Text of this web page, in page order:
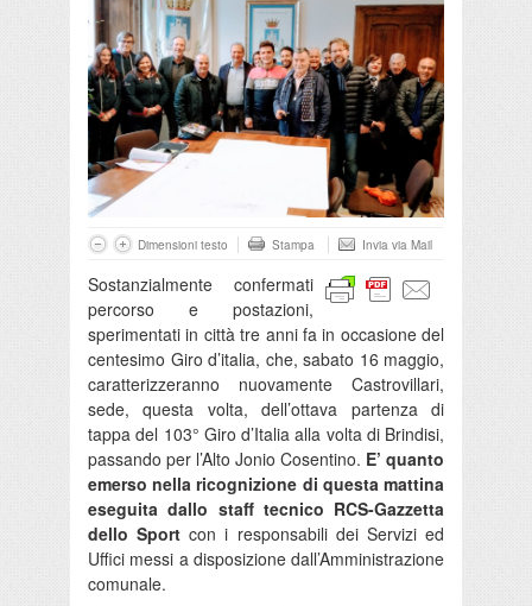
Dimensioni testo Stampa Invia via Mail
Sostanzialmente confermati
percorso e postazioni,
sperimentati in città tre anni fa in occasione del
centesimo Giro d’italia, che, sabato 16 maggio,
caratterizzeranno nuovamente Castrovillari,
sede, questa volta, dell’ottava partenza di
tappa del 103° Giro d’Italia alla volta di Brindisi,
passando per l’Alto Jonio Cosentino. E’ quanto
emerso nella ricognizione di questa mattina
eseguita dallo staff tecnico RCS-Gazzetta
dello Sportcon i responsabili dei Servizi ed
Uffici messi a disposizione dall’Amministrazione
comunale.